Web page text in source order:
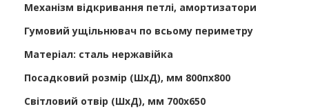
Механізм відкривання петлі, амортизатори
Гумовий ущільнювач по всьому периметру
Матеріал: сталь нержавійка
Посадковий розмір (ШхД), мм 800пx800
Світловий отвір (ШхД), мм 700х650